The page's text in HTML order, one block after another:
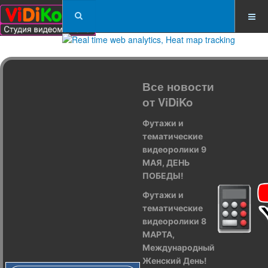
Все новости
от ViDiKo
Футажи и
тематические
видеоролики 9
МАЯ, ДЕНЬ
ПОБЕДЫ!
Футажи и
тематические
видеоролики 8
МАРТА,
Международный
Женский День!